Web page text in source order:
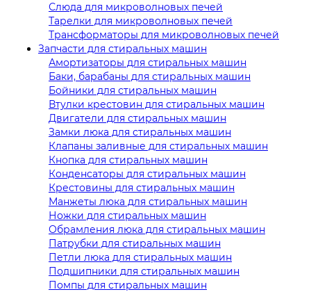
Слюда для микроволновых печей
Тарелки для микроволновых печей
Трансформаторы для микроволновых печей
Запчасти для стиральных машин
Амортизаторы для стиральных машин
Баки, барабаны для стиральных машин
Бойники для стиральных машин
Втулки крестовин для стиральных машин
Двигатели для стиральных машин
Замки люка для стиральных машин
Клапаны заливные для стиральных машин
Кнопка для стиральных машин
Конденсаторы для стиральных машин
Крестовины для стиральных машин
Манжеты люка для стиральных машин
Ножки для стиральных машин
Обрамления люка для стиральных машин
Патрубки для стиральных машин
Петли люка для стиральных машин
Подшипники для стиральных машин
Помпы для стиральных машин